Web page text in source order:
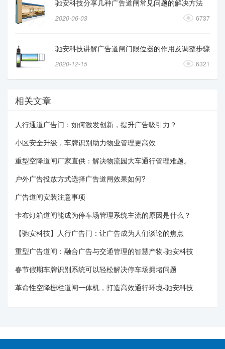
驰安科技分享几种广告道闸常见问题的解决方法
2020-06-03 6737
驰安科技讲解广告道闸门限位器的作用及调整步骤
2020-12-15 6321
相关文章
人行通道广告门：如何激发创新，提升广告吸引力？
小区安全升级，车牌识别助力物业管理更高效
重型空降道闸厂家直供：解决物流园大车通行管理难题。
户外广告投放方式选择广告道闸效果如何?
广告道闸安装注意事项
卡布灯箱道闸能成为停车场管理系统主流的原因是什么？
【驰安科技】人行广告门：让广告成为人们谈论的焦点
重型广告道闸：融合广告与交通管理的智慧产物-驰安科技
春节假期车牌识别系统可以轻松解决停车场拥堵问题
革命性空降栅栏道闸一体机，打造高效通行环境-驰安科技